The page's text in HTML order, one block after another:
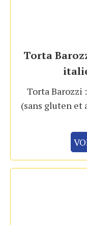
Torta
Torta Barozzi
(sans gluten et